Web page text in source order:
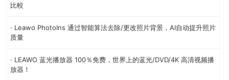
比較
· Leawo PhotoIns 通过智能算法去除/更改照片背景，AI自动提升照片
质量
· LEAWO 蓝光播放器 100％免费，世界上的蓝光/DVD/4K 高清视频播
放器！